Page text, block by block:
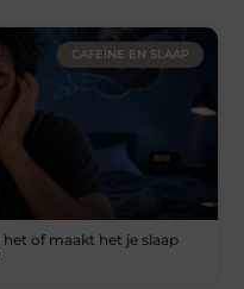
CAFEÏNE EN SLAAP
of maakt het je slaap